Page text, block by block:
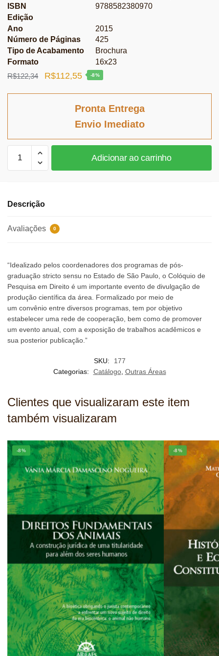
ISBN
9788582380970
Edição
Ano
2015
Número de Páginas
425
Tipo de Acabamento
Brochura
Formato
16x23
R$122,34
O
R$112,55O
atual
-8%
Pronta Entrega
Envio Imediato
Panorama
IV
Adicionar ao carrinho
Descrição
Avaliações 0
“Idealizado pelos coordenadores dos programas de pós-
graduação stricto sensu no Estado de São Paulo, o Colóquio de
Pesquisa em Direito é um importante evento de divulgação de
produção científica da área. Formalizado por meio de
um convênio entre diversos programas, tem por objetivo
estabelecer uma rede de cooperação, bem como de promover
um evento anual, com a exposição de trabalhos acadêmicos e
sua posterior publicação.”
SKU:
177
Categorias:
Catálogo, Outras Áreas
Clientes que visualizaram este item
também visualizaram
-8% -8%